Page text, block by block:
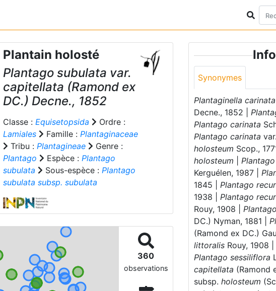
Plantain holosté
Plantago subulata var.
capitellata (Ramond ex
DC.) Decne., 1852
Classe : Equisetopsida
Ordre :
Lamiales
Famille : Plantaginaceae
Tribu : Plantagineae
Genre :
Plantago
Espèce : Plantago
subulata
Sous-espèce : Plantago
subulata subsp. subulata
360
observations
Synonymes
Plantaginella carinata
Decne., 1852 |
Plantago carinata
Plantago carinatavar.
holosteum Scop.,
holosteum |
Kerguélen, 1987 |
1845 |Plantago
1938 |Plantago
Rouy, 1908 |
DC.) Nyman, 1881 |
(Ramond ex DC.)
littoralis Rouy, 1908
Plantago sessiliflora
capitellata (Ramond
subsp. holosteum